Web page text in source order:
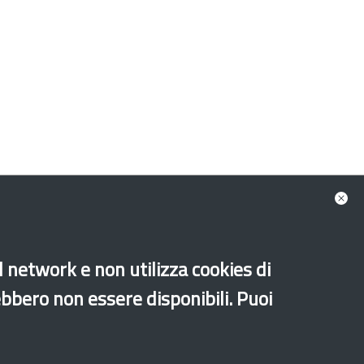
e non utilizza cookies di
non essere disponibili. Puoi
Old website